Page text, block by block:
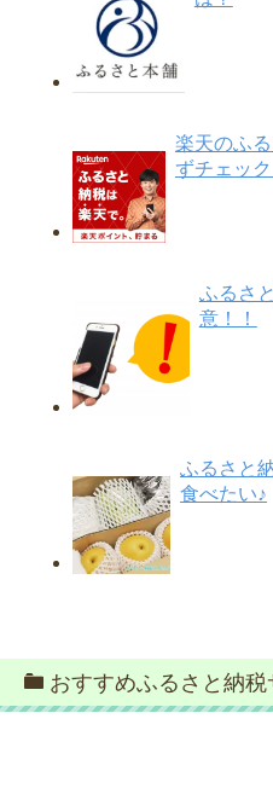
楽天のふ
ずチェック
ふるさ
意！！
ふるさと
食べたい♪
おすすめふるさと納税